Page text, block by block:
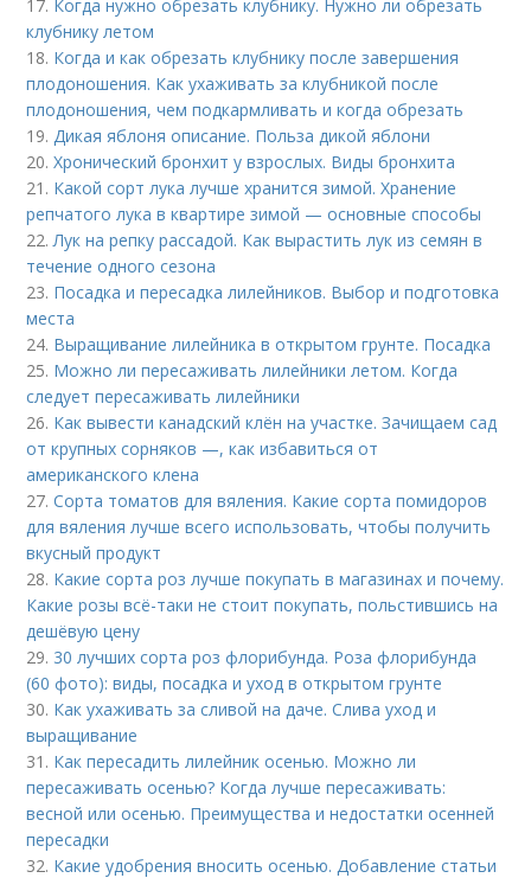
17. Когда нужно обрезать клубнику. Нужно ли обрезать
клубнику летом
18. Когда и как обрезать клубнику после завершения
плодоношения. Как ухаживать за клубникой после
плодоношения, чем подкармливать и когда обрезать
19.Дикая яблоня описание. Польза дикой яблони
20.Хронический бронхит у взрослых. Виды бронхита
21. Какой сорт лука лучше хранится зимой. Хранение
репчатого лука в квартире зимой — основные способы
22.Лук на репку рассадой. Как вырастить лук из семян в
течение одного сезона
23. Посадка и пересадка лилейников. Выбор и подготовка
места
24. Выращивание лилейника в открытом грунте. Посадка
25. Можно ли пересаживать лилейники летом. Когда
следует пересаживать лилейники
26. Как вывести канадский клён на участке. Зачищаем сад
от крупных сорняков —, как избавиться от
американского клена
27.Сорта томатов для вяления. Какие сорта помидоров
для вяления лучше всего использовать, чтобы получить
вкусный продукт
28. Какие сорта роз лучше покупать в магазинах и почему.
Какие розы всё-таки не стоит покупать, польстившись на
дешёвую цену
29. 30 лучших сорта роз флорибунда. Роза флорибунда
(60 фото): виды, посадка и уход в открытом грунте
30. Как ухаживать за сливой на даче. Слива уход и
выращивание
31. Как пересадить лилейник осенью. Можно ли
пересаживать осенью? Когда лучше пересаживать:
весной или осенью. Преимущества и недостатки осенней
пересадки
32. Какие удобрения вносить осенью. Добавление статьи